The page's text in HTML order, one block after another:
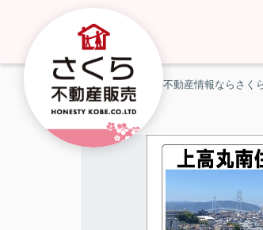
神戸市・明石市の不動産情報ならさく